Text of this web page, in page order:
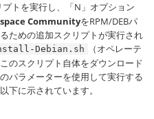
プトを実行し、「N」オプション
CommunityをRPM/DEBパ
ための追加スクリプトが実行され
Debian.sh
（オペレーテ
のスクリプト自体をダウンロード
パラメーターを使用して実行する
下に示されています。